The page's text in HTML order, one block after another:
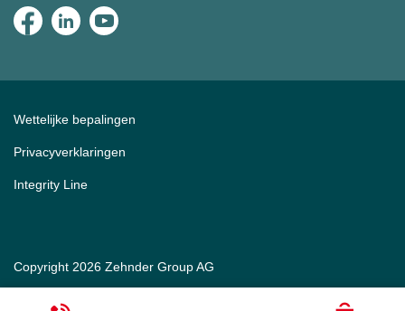
Copyright 2026 Zehnder Group AG
Wettelijke bepalingen
Privacyverklaringen
Integrity Line